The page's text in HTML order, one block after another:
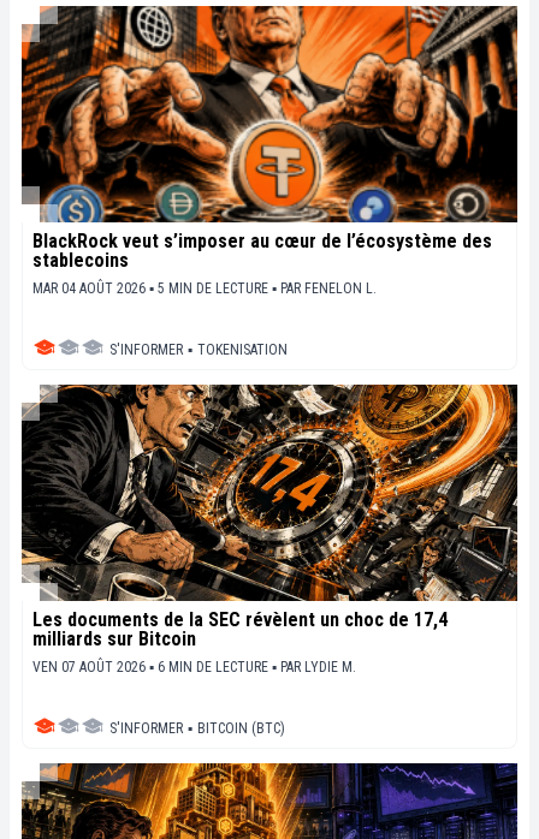
BlackRock veut s’imposer au cœur de l’écosystème des
stablecoins
MAR 04 AOÛT 2026 ▪ 5 MIN DE LECTURE ▪ PAR FENELON L.
S'INFORMER ▪ TOKENISATION
Les documents de la SEC révèlent un choc de 17,4
milliards sur Bitcoin
VEN 07 AOÛT 2026 ▪ 6 MIN DE LECTURE ▪ PAR LYDIE M.
S'INFORMER ▪ BITCOIN (BTC)